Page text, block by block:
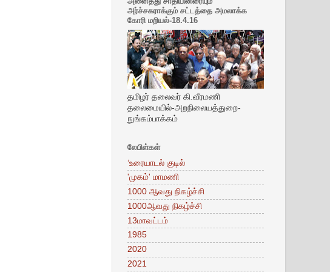
அர்ச்சகராக்கும் சட்டத்தை அமலாக்க
கோரி மறியல்-18.4.16
தமிழர் தலைவர் கி.வீரமணி
தலைமையில்-அறநிலையத்துறை-
நுங்கம்பாக்கம்
லேபிள்கள்
‘உரையாடல் குடில்
'முகம்' மாமணி
1000 ஆவது நிகழ்ச்சி
1000ஆவது நிகழ்ச்சி
13மாவட்டம்
1985
2020
2021